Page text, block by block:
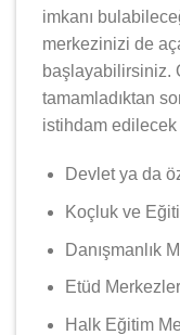
imkanı
merkezinizi de
başlayabilirsiniz.
tamamladıktan
istihdam edilecek
Devlet ya da
Koçluk ve
Danışmanlık
Etüd
Halk Eğitim